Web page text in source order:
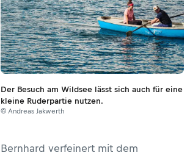
Der Besuch am Wildsee lässt sich auch für eine
kleine Ruderpartie nutzen.
© Andreas Jakwerth
Bernhard verfeinert mit dem